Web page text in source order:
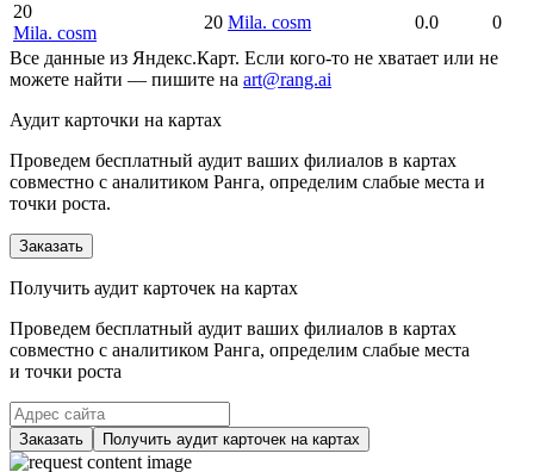
20
Mila. cosm
20 Mila. cosm 0.0
0
Все данные из Яндекс.Карт. Если кого-то не хватает или не
можете найти — пишите на art@rang.ai
Аудит карточки на картах
Проведем бесплатный аудит ваших филиалов в картах
совместно с аналитиком Ранга, определим слабые места и
точки роста.
Заказать
Получить аудит карточек на картах
Проведем бесплатный аудит ваших филиалов в картах
совместно с аналитиком Ранга, определим слабые места
и точки роста
Заказать Получить аудит карточек на картах